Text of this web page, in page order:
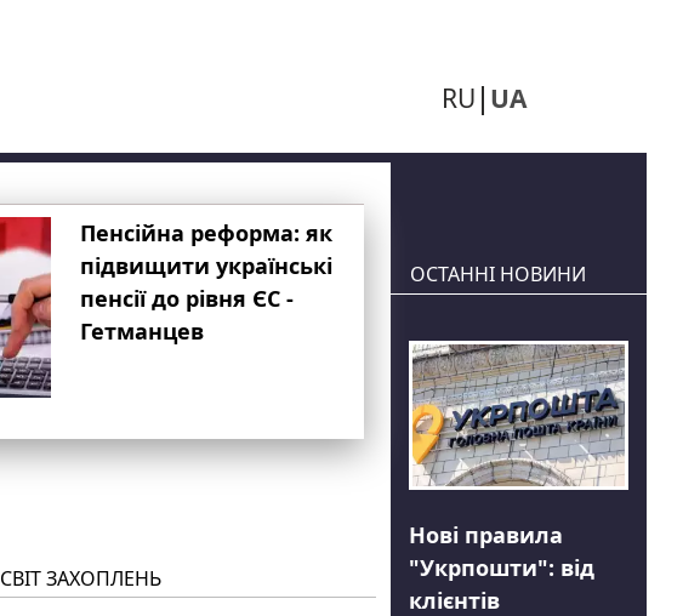
RU UA
Пенсійна реформа: як
підвищити українські
пенсії до рівня ЄС -
Гетманцев
СВІТ ЗАХОПЛЕНЬ
ОСТАННІ НОВИНИ
Нові правила
"Укрпошти": від
клієнтів